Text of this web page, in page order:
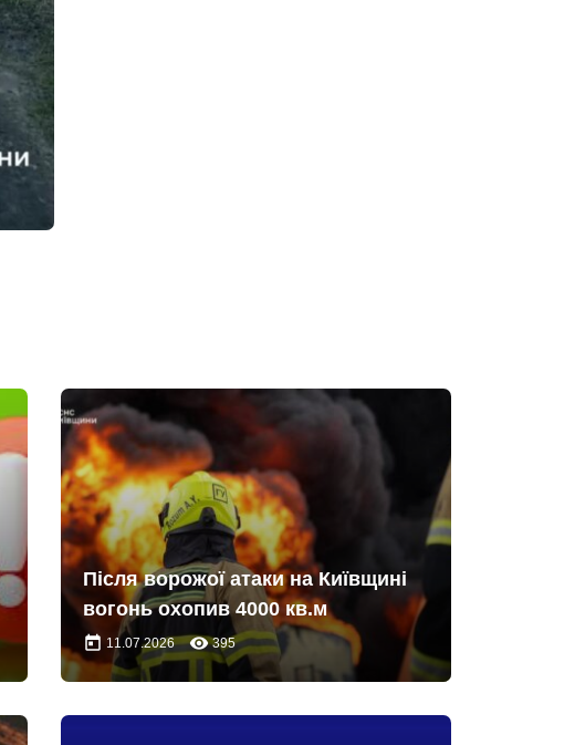
Після ворожої атаки на Київщині
вогонь охопив 4000 кв.м
today 11.07.2026 remove_red_eye395